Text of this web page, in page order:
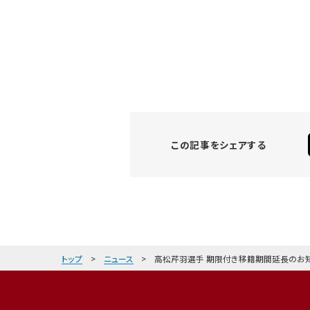
この記事をシェアする
トップ ニュース 高松芹羽選手 期限付き移籍期間延長のお